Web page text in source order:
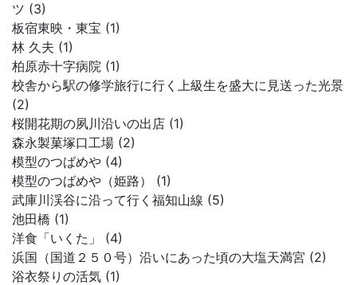
ツ (3)
板宿東映・東宝 (1)
林 久夫 (1)
柏原赤十字病院 (1)
校舎から駅の修学旅行に行く上級生を盛大に見送った光景
(2)
桜開花期の夙川沿いの出店 (1)
森永製菓塚口工場 (2)
模型のつばめや (4)
模型のつばめや（姫路） (1)
武庫川渓谷に沿って行く福知山線 (5)
池田橋 (1)
洋食「いくた」 (4)
浜国（国道２５０号）沿いにあった頃の大塩天満宮 (2)
浴衣祭りの活気 (1)